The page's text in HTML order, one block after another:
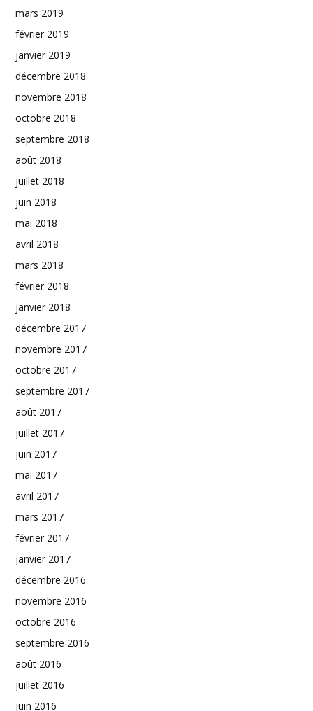
mars 2019
février 2019
janvier 2019
décembre 2018
novembre 2018
octobre 2018
septembre 2018
août 2018
juillet 2018
juin 2018
mai 2018
avril 2018
mars 2018
février 2018
janvier 2018
décembre 2017
novembre 2017
octobre 2017
septembre 2017
août 2017
juillet 2017
juin 2017
mai 2017
avril 2017
mars 2017
février 2017
janvier 2017
décembre 2016
novembre 2016
octobre 2016
septembre 2016
août 2016
juillet 2016
juin 2016